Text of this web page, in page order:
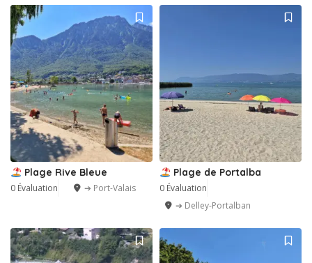
Plage Rive Bleue
0 Évaluation ➔ Port-Valais
Plage de Portalba
0 Évaluation
➔ Delley-Portalban